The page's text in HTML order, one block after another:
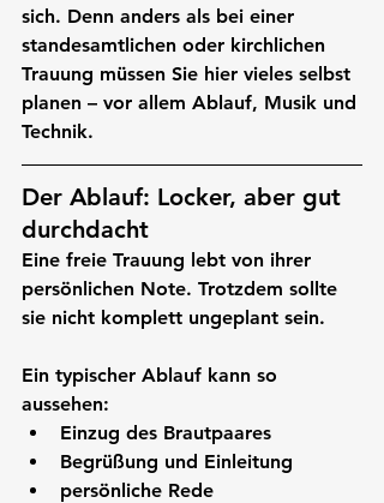
sich. Denn anders als bei einer
standesamtlichen oder kirchlichen
Trauung müssen Sie hier vieles selbst
planen – vor allem Ablauf, Musik und
Technik.
Der Ablauf: Locker, aber gut
durchdacht
Eine freie Trauung lebt von ihrer
persönlichen Note. Trotzdem sollte
sie nicht komplett ungeplant sein.
Ein typischer Ablauf kann so
aussehen:
Einzug des Brautpaares
Begrüßung und Einleitung
persönliche Rede